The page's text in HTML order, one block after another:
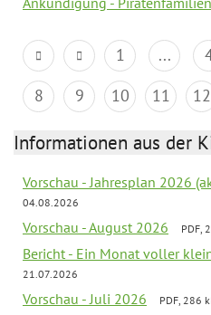
1 ...
8
9 10 11 12
Informationen aus der
Vorschau - Jahresplan 2026
04.08.2026
Vorschau - August 2026 PDF,
Bericht - Ein Monat voller
21.07.2026
Vorschau - Juli 2026 PDF, 286